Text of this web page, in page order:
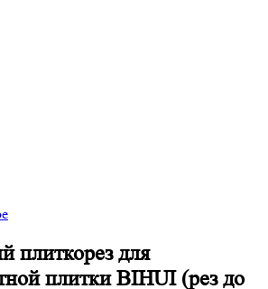
плиткорез для
плитки BIHUI (рез до